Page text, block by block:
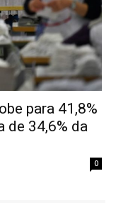
para 41,8%
de 34,6% da
0